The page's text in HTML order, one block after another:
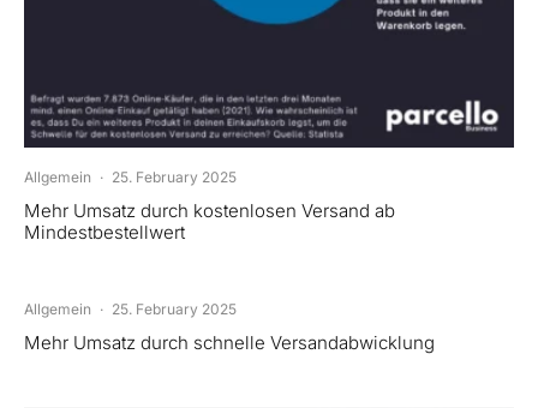
Allgemein · 25. February 2025
Mehr Umsatz durch kostenlosen Versand ab
Mindestbestellwert
Allgemein · 25. February 2025
Mehr Umsatz durch schnelle Versandabwicklung